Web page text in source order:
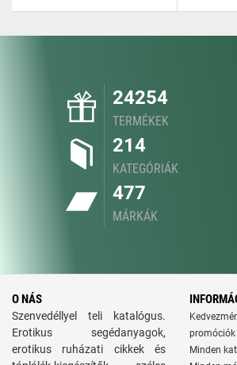
24254
TERMÉKEK
214
KATEGÓRIÁK
477
MÁRKÁK
O NÁS
Szenvedéllyel teli katalógus.
Erotikus segédanyagok,
erotikus ruházati cikkek és
promóciók
Minden